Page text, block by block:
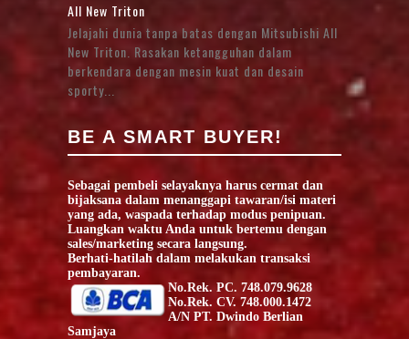
All New Triton
Jelajahi dunia tanpa batas dengan Mitsubishi All
New Triton. Rasakan ketangguhan dalam
berkendara dengan mesin kuat dan desain
sporty...
BE A SMART BUYER!
Sebagai pembeli selayaknya harus cermat dan
bijaksana dalam menanggapi tawaran/isi materi
yang ada, waspada terhadap modus penipuan.
Luangkan waktu Anda untuk bertemu dengan
sales/marketing secara langsung.
Berhati-hatilah dalam melakukan transaksi
pembayaran.
No.Rek. PC. 748.079.9628
No.Rek. CV. 748.000.1472
A/N PT. Dwindo Berlian
Samjaya